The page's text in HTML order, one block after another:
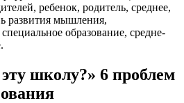
ребенок, родитель, среднее,
развития мышления,
образование, средне-
школу?» 6 проблем